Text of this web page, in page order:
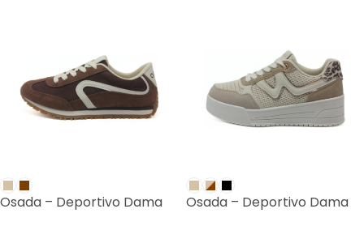
Osada – Deportivo Dama
Osada – Deportivo Dama